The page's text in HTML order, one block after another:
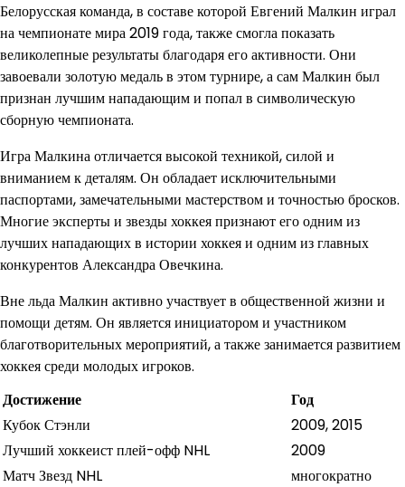
Белорусская команда, в составе которой Евгений Малкин играл
на чемпионате мира 2019 года, также смогла показать
великолепные результаты благодаря его активности. Они
завоевали золотую медаль в этом турнире, а сам Малкин был
признан лучшим нападающим и попал в символическую
сборную чемпионата.
Игра Малкина отличается высокой техникой, силой и
вниманием к деталям. Он обладает исключительными
паспортами, замечательными мастерством и точностью бросков.
Многие эксперты и звезды хоккея признают его одним из
лучших нападающих в истории хоккея и одним из главных
конкурентов Александра Овечкина.
Вне льда Малкин активно участвует в общественной жизни и
помощи детям. Он является инициатором и участником
благотворительных мероприятий, а также занимается развитием
хоккея среди молодых игроков.
Достижение
Год
Кубок Стэнли
2009, 2015
Лучший хоккеист плей-офф NHL
2009
Матч Звезд NHL
многократно